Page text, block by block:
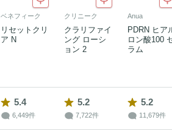
ベネフィーク
リセットクリ
ア N
クリニーク
クラリファイ
ング ローシ
ョン 2
Anua
PDRN ヒア
ロン酸100
ラム
5.4
6,449件
5.2
7,722件
5.2
11,679件